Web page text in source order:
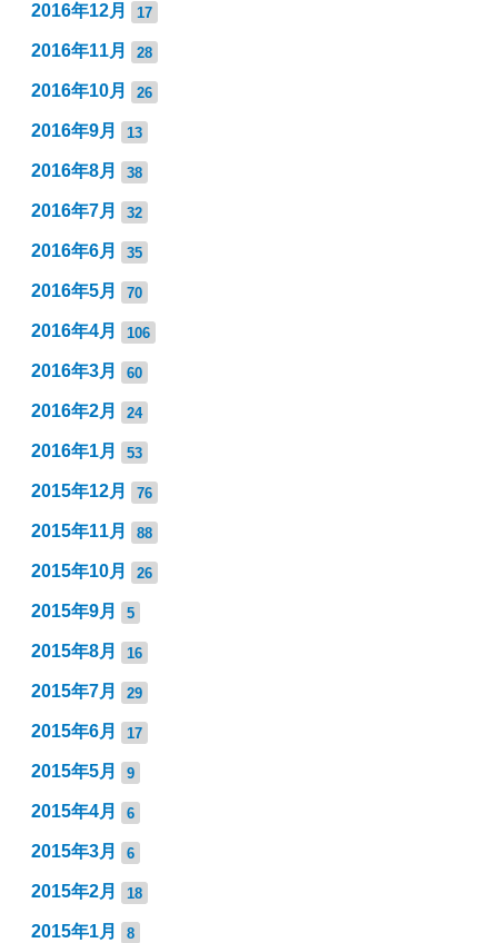
2016年12月 17
2016年11月 28
2016年10月 26
2016年9月 13
2016年8月 38
2016年7月 32
2016年6月 35
2016年5月 70
2016年4月 106
2016年3月 60
2016年2月 24
2016年1月 53
2015年12月 76
2015年11月 88
2015年10月 26
2015年9月 5
2015年8月 16
2015年7月 29
2015年6月 17
2015年5月 9
2015年4月 6
2015年3月 6
2015年2月 18
2015年1月 8